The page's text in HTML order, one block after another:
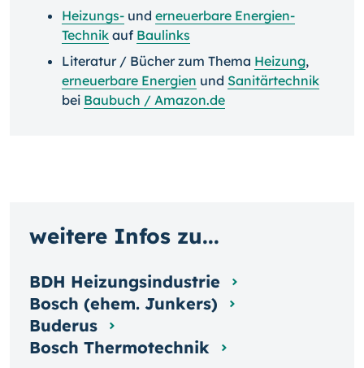
Heizungs- und erneuerbare Energien-
Technik auf Baulinks
Literatur / Bücher zum Thema Heizung,
erneuerbare Energien und Sanitärtechnik
bei Baubuch / Amazon.de
weitere Infos zu...
BDH Heizungsindustrie
Bosch (ehem. Junkers)
Buderus
Bosch Thermotechnik